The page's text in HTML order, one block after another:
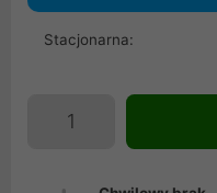
Stacjonarna: